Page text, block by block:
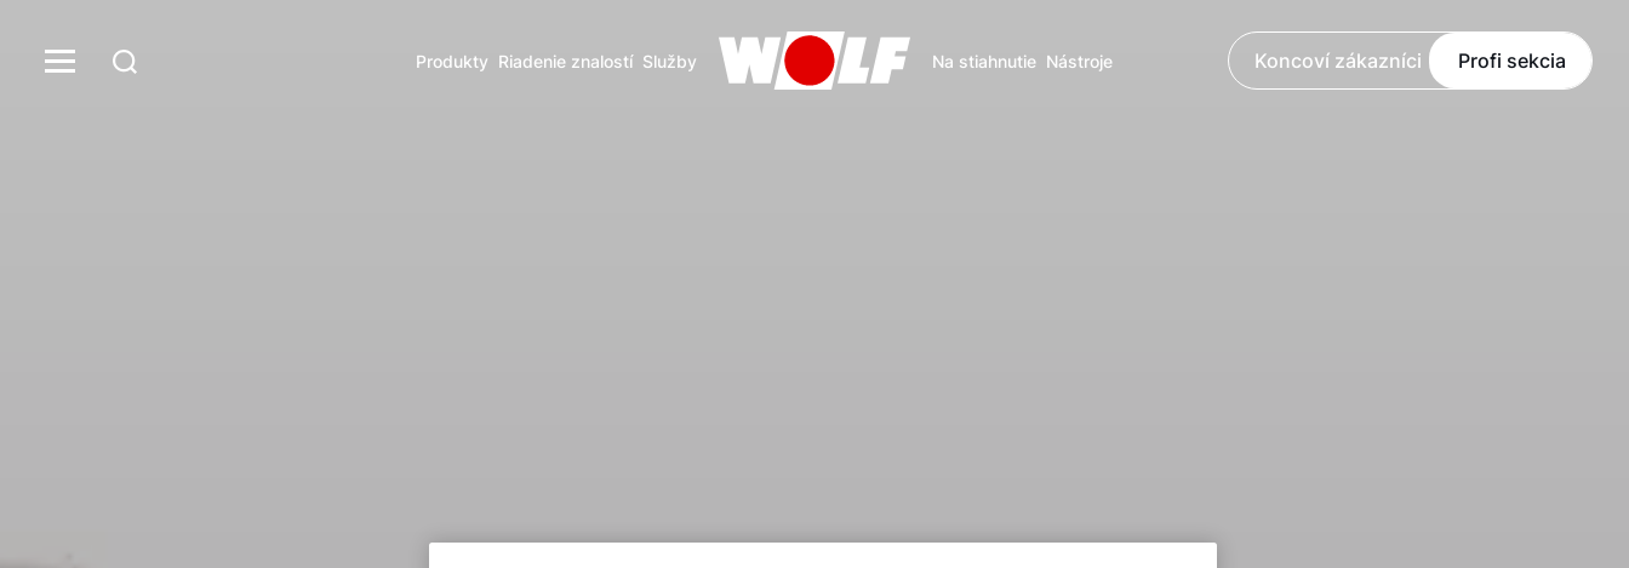
Produkty Riadenie znalostí Služby Na stiahnutie Nástroje Koncoví zákazníci Profi sekcia